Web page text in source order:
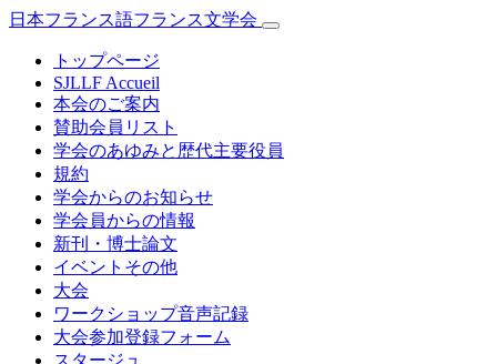
日本フランス語フランス文学会
トップページ
SJLLF Accueil
本会のご案内
賛助会員リスト
学会のあゆみと歴代主要役員
規約
学会からのお知らせ
学会員からの情報
新刊・博士論文
イベントその他
大会
ワークショップ音声記録
大会参加登録フォーム
スタージュ